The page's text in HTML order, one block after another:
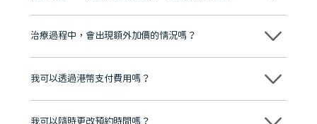
至今已服務超過三十個國家和地區的顧客，受到粵港澳大灣區及周邊城
市市民極高的口碑評價及信任推薦 珠海、深圳設有八大分院，香港亦設
有咨詢及服務保障中心，有任何問題都可以隨時預約免費咨詢，讓人十
不會！只要未開始實際服務之前，你不會被收取任何費用。
治療過程中，會出現額外加價的情況嗎？
不會，治療前我們會詳細說明治療方案及對應的價錢，顧客同意並簽字
我可以透過港幣支付費用嗎？
可以。維港口腔會按照當日匯率轉算收取費用，而匯率會及時告知客人